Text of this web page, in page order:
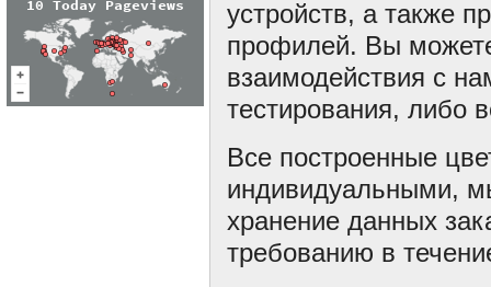
устройств, а также
профилей. Вы
взаимодействия с
тестирования, либо
Все построенные
индивидуальными,
хранение данных
требованию в